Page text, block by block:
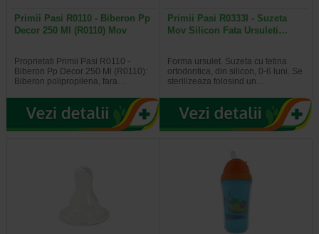
Primii Pasi R0110 - Biberon Pp
Decor 250 Ml (R0110) Mov
Proprietati Primii Pasi R0110 -
Biberon Pp Decor 250 Ml (R0110):
Biberon polipropilena, fara…
Primii Pasi R0333I - Suzeta
Mov Silicon Fata Ursuleti…
Forma ursulet. Suzeta cu tetina
ortodontica, din silicon, 0-6 luni. Se
sterilizeaza folosind un…